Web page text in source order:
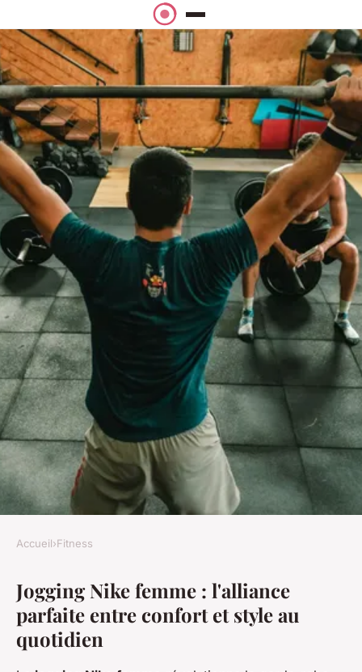
Jogging nike femme : alliez
confort et style au quotidien
Accueil›Fitness
Jogging Nike femme : l'alliance
parfaite entre confort et style au
quotidien